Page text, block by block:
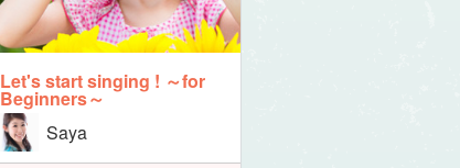
Let's start singing ! ～for
Beginners～
Saya